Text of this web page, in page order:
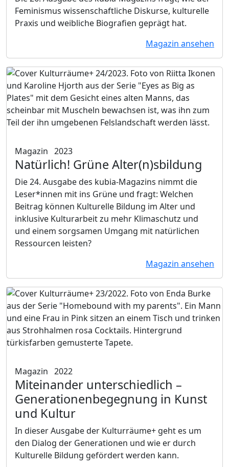
Feminismus wissenschaftliche Diskurse, kulturelle
Praxis und weibliche Biografien geprägt hat.
Magazin ansehen
Magazin 2023
Natürlich! Grüne Alter(n)sbildung
Die 24. Ausgabe des kubia-Magazins nimmt die
Leser*innen mit ins Grüne und fragt: Welchen
Beitrag können Kulturelle Bildung im Alter und
inklusive Kulturarbeit zu mehr Klimaschutz und
und einem sorgsamen Umgang mit natürlichen
Ressourcen leisten?
Magazin ansehen
Magazin 2022
Miteinander unterschiedlich –
Generationenbegegnung in Kunst
und Kultur
In dieser Ausgabe der Kulturräume+ geht es um
den Dialog der Generationen und wie er durch
Kulturelle Bildung gefördert werden kann.